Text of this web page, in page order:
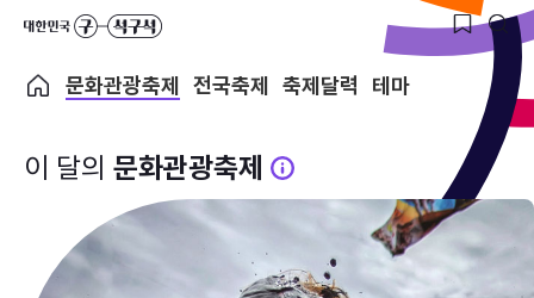
문화관광축제 전국축제 축제달력 테마
이 달의 문화관광축제